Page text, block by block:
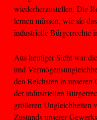
wiederherzustellen. Die
lernen müssen, wie sie
industrielle Bürgerrechte
Aus heutiger Sicht war
und
den Reichsten in unseren
der industriellen
größeren Ungleichheiten
Zustands unserer